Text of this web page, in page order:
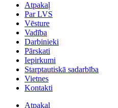
Atpakaļ
Par LVS
Vēsture
Vadība
Darbinieki
Pārskati
Iepirkumi
Starptautiskā sadarbība
Vietnes
Kontakti
Atpakaļ